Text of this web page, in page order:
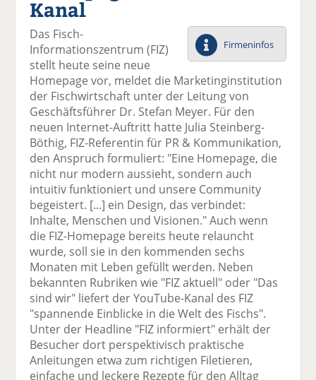
uf
F
ac
e
b
o
o
k
te
il
e
n
wi
tt
er
n
uf
Li
n
k
e
di
n
te
il
e
n
er
E
m
ai
er
se
n
e
ck
e
n
Kanal
Firmeninfos
Das Fisch-
Informationszentrum (FIZ)
stellt heute seine neue
Homepage vor, meldet die Marketinginstitution
der Fischwirtschaft unter der Leitung von
Geschäftsführer Dr. Stefan Meyer. Für den
neuen Internet-Auftritt hatte Julia Steinberg-
Böthig, FIZ-Referentin für PR & Kommunikation,
den Anspruch formuliert: "Eine Homepage, die
nicht nur modern aussieht, sondern auch
intuitiv funktioniert und unsere Community
begeistert. [...] ein Design, das verbindet:
Inhalte, Menschen und Visionen." Auch wenn
die FIZ-Homepage bereits heute relauncht
wurde, soll sie in den kommenden sechs
Monaten mit Leben gefüllt werden. Neben
bekannten Rubriken wie "FIZ aktuell" oder "Das
sind wir" liefert der YouTube-Kanal des FIZ
"spannende Einblicke in die Welt des Fischs".
Unter der Headline "FIZ informiert" erhält der
Besucher dort perspektivisch praktische
Anleitungen etwa zum richtigen Filetieren,
einfache und leckere Rezepte für den Alltag